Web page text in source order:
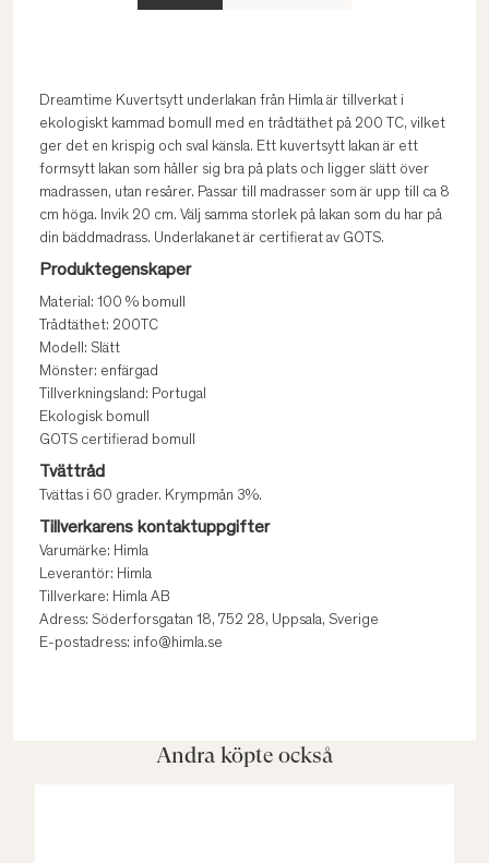
Dreamtime Kuvertsytt underlakan från Himla är tillverkat i
ekologiskt kammad bomull med en trådtäthet på 200 TC, vilket
ger det en krispig och sval känsla. Ett kuvertsytt lakan är ett
formsytt lakan som håller sig bra på plats och ligger slätt över
madrassen, utan resårer. Passar till madrasser som är upp till ca 8
cm höga. Invik 20 cm. Välj samma storlek på lakan som du har på
din bäddmadrass. Underlakanet är certifierat av GOTS.
Produktegenskaper
Material: 100 % bomull
Trådtäthet: 200TC
Modell: Slätt
Mönster: enfärgad
Tillverkningsland: Portugal
Ekologisk bomull
GOTS certifierad bomull
Tvättråd
Tvättas i 60 grader. Krympmån 3%.
Tillverkarens kontaktuppgifter
Varumärke: Himla
Leverantör: Himla
Tillverkare: Himla AB
Adress: Söderforsgatan 18, 752 28, Uppsala, Sverige
E-postadress: info@himla.se
Andra köpte också